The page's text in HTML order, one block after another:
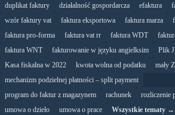
duplikat faktury
działalność gospordarcza efaktura
wzór faktury vat
faktura eksportowa faktura marza
faktura pro-forma
faktura vat rr faktura WDT
faktura WNT
fakturowanie w języku angielksim
Plik
Kasa fiskalna w 2022
kwota wolna od podatku
mały
mechanizm podzielnej płatności – split payment
program do faktur z magazynem
rachunek
rozliczenie
umowa o dzieło
umowa o prace Wszystkie tematy →